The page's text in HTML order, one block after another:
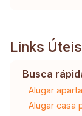
Links Úteis
Busca
Alugar
Alugar casa